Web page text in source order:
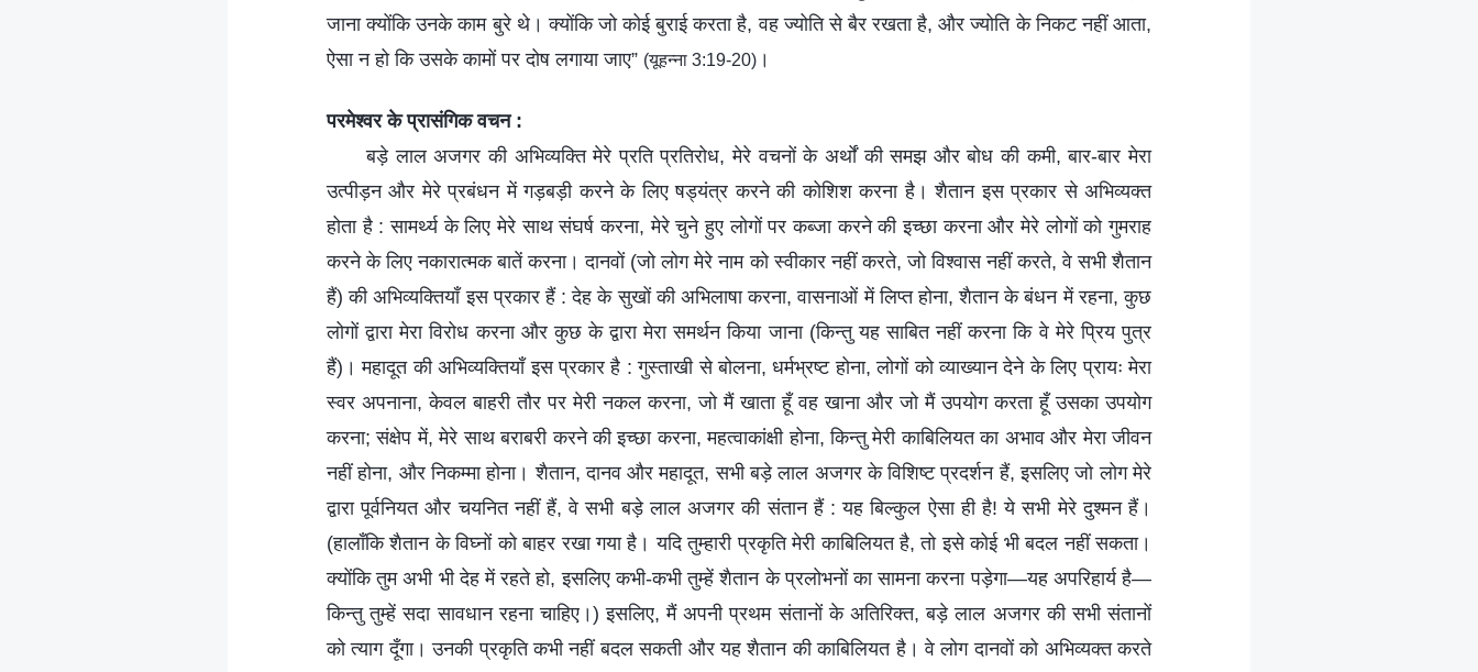
जाना क्योंकि उनके काम बुरे थे। क्योंकि जो कोई बुराई करता है, वह ज्योति से बैर रखता है, और ज्योति के निकट नहीं आता,
ऐसा न हो कि उसके कामों पर दोष लगाया जाए” (यूहन्ना 3:19-20) ।
परमेश्वर के प्रासंगिक वचन :
बड़े लाल अजगर की अभिव्यक्ति मेरे प्रति प्रतिरोध, मेरे वचनों के अर्थों की समझ और बोध की कमी, बार-बार मेरा
उत्पीड़न और मेरे प्रबंधन में गड़बड़ी करने के लिए षड्यंत्र करने की कोशिश करना है। शैतान इस प्रकार से अभिव्यक्त
होता है : सामर्थ्य के लिए मेरे साथ संघर्ष करना, मेरे चुने हुए लोगों पर कब्जा करने की इच्छा करना और मेरे लोगों को गुमराह
करने के लिए नकारात्मक बातें करना। दानवों (जो लोग मेरे नाम को स्वीकार नहीं करते, जो विश्वास नहीं करते, वे सभी शैतान
हैं) की अभिव्यक्तियाँ इस प्रकार हैं : देह के सुखों की अभिलाषा करना, वासनाओं में लिप्त होना, शैतान के बंधन में रहना, कुछ
लोगों द्वारा मेरा विरोध करना और कुछ के द्वारा मेरा समर्थन किया जाना (किन्तु यह साबित नहीं करना कि वे मेरे प्रिय पुत्र
हैं)। महादूत की अभिव्यक्तियाँ इस प्रकार है : गुस्ताखी से बोलना, धर्मभ्रष्ट होना, लोगों को व्याख्यान देने के लिए प्रायः मेरा
स्वर अपनाना, केवल बाहरी तौर पर मेरी नकल करना, जो मैं खाता हूँ वह खाना और जो मैं उपयोग करता हूँ उसका उपयोग
करना; संक्षेप में, मेरे साथ बराबरी करने की इच्छा करना, महत्वाकांक्षी होना, किन्तु मेरी काबिलियत का अभाव और मेरा जीवन
नहीं होना, और निकम्मा होना। शैतान, दानव और महादूत, सभी बड़े लाल अजगर के विशिष्ट प्रदर्शन हैं, इसलिए जो लोग मेरे
द्वारा पूर्वनियत और चयनित नहीं हैं, वे सभी बड़े लाल अजगर की संतान हैं : यह बिल्कुल ऐसा ही है! ये सभी मेरे दुश्मन हैं।
(हालाँकि शैतान के विघ्नों को बाहर रखा गया है। यदि तुम्हारी प्रकृति मेरी काबिलियत है, तो इसे कोई भी बदल नहीं सकता।
क्योंकि तुम अभी भी देह में रहते हो, इसलिए कभी-कभी तुम्हें शैतान के प्रलोभनों का सामना करना पड़ेगा—यह अपरिहार्य है—
किन्तु तुम्हें सदा सावधान रहना चाहिए।) इसलिए, मैं अपनी प्रथम संतानों के अतिरिक्त, बड़े लाल अजगर की सभी संतानों
को त्याग दूँगा। उनकी प्रकृति कभी नहीं बदल सकती और यह शैतान की काबिलियत है। वे लोग दानवों को अभिव्यक्त करते